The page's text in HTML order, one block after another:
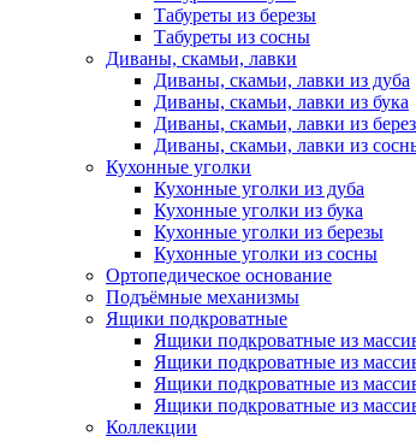
Табуреты из березы
Табуреты из сосны
Диваны, скамьи, лавки
Диваны, скамьи, лавки из дуба
Диваны, скамьи, лавки из бука
Диваны, скамьи, лавки из
Диваны, скамьи, лавки из
Кухонные уголки
Кухонные уголки из дуба
Кухонные уголки из бука
Кухонные уголки из березы
Кухонные уголки из сосны
Ортопедическое основание
Подъёмные механизмы
Ящики подкроватные
Ящики подкроватные из
Ящики подкроватные из
Ящики подкроватные из
Ящики подкроватные из
Коллекции